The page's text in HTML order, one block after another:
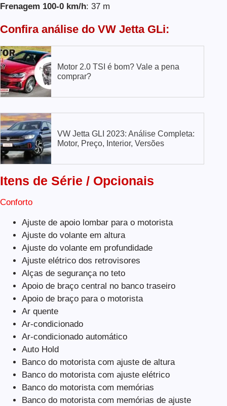
Frenagem 100-0 km/h: 37 m
Confira análise do VW Jetta GLi:
Motor 2.0 TSI é bom? Vale a pena
comprar?
VW Jetta GLI 2023: Análise Completa:
Motor, Preço, Interior, Versões
Itens de Série / Opcionais
Conforto
Ajuste de apoio lombar para o motorista
Ajuste do volante em altura
Ajuste do volante em profundidade
Ajuste elétrico dos retrovisores
Alças de segurança no teto
Apoio de braço central no banco traseiro
Apoio de braço para o motorista
Ar quente
Ar-condicionado
Ar-condicionado automático
Auto Hold
Banco do motorista com ajuste de altura
Banco do motorista com ajuste elétrico
Banco do motorista com memórias
Banco do motorista com memórias de ajuste